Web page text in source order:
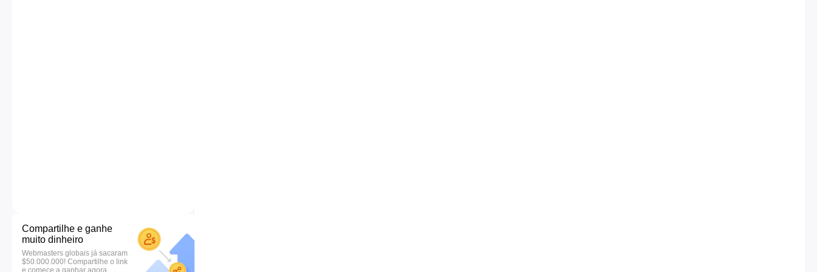
Compartilhe e ganhe
muito dinheiro
Webmasters globais já sacaram
$50.000.000! Compartilhe o link
e comece a ganhar agora.